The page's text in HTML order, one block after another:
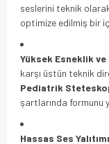
seslerini teknik
optimize edilmiş bir
Yüksek Esneklik ve
karşı üstün teknik
Pediatrik
şartlarında formunu
Hassas Ses